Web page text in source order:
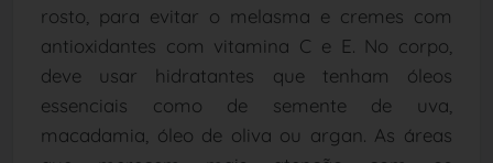
rosto, para evitar o melasma e cremes com
antioxidantes com vitamina C e E. No corpo,
deve usar hidratantes que tenham óleos
essenciais como de semente de uva,
macadamia, óleo de oliva ou argan. As áreas